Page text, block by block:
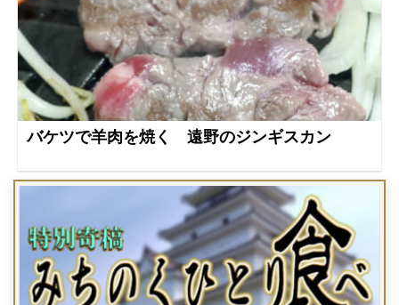
バケツで羊肉を焼く 遠野のジンギスカン